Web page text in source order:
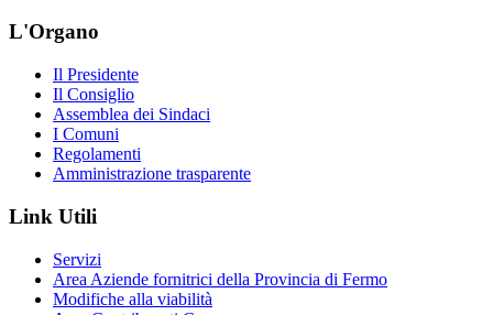
L'Organo
Il Presidente
Il Consiglio
Assemblea dei Sindaci
I Comuni
Regolamenti
Amministrazione trasparente
Link Utili
Servizi
Area Aziende fornitrici della Provincia di Fermo
Modifiche alla viabilità